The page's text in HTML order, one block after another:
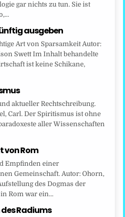
gar nichts zu tun. Sie ist
ausgeben
Art von Sparsamkeit Autor:
Swett Im Inhalt behandelte
ist keine Schikane,
aktueller Rechtschreibung.
Carl. Der Spiritismus ist ohne
aller Wissenschaften
von Rom
Empfinden einer
Gemeinschaft. Autor: Ohorn,
des Dogmas der
Rom war ein...
des Radiums